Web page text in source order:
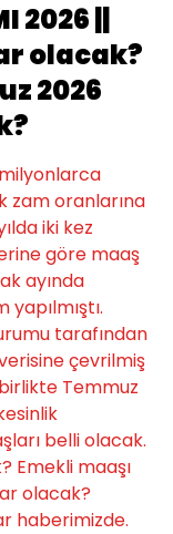
2026 ||
olacak?
2026
zam oranlarına
iki kez
göre maaş
ayında
tarafından
çevrilmiş
Temmuz
belli olacak.
Emekli maaşı
olacak?
haberimizde.